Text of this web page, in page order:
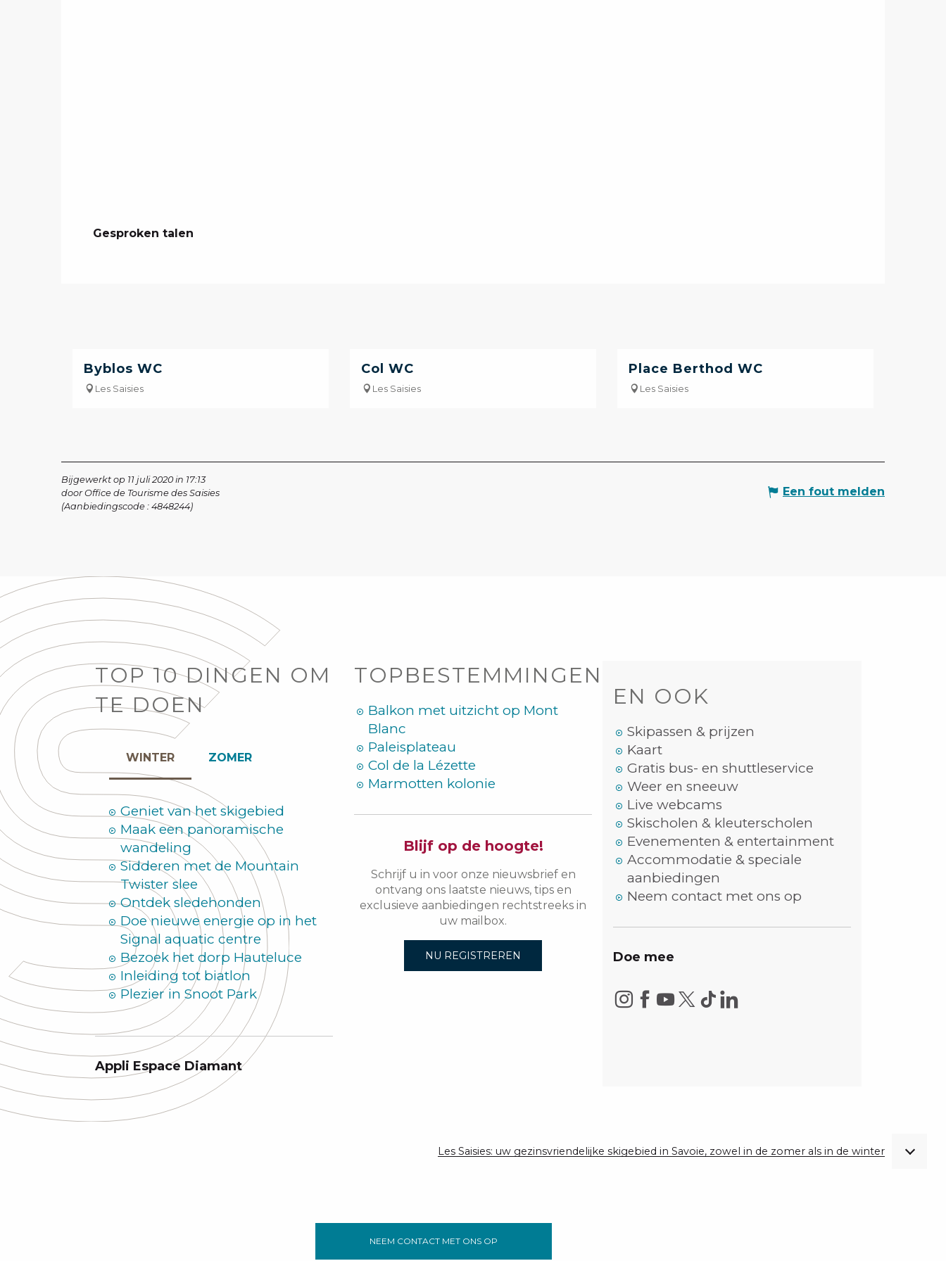
Gesproken talen
Gesproken talen
Byblos WC
Les Saisies
Col WC
Les Saisies
Place Berthod WC
Les Saisies
Bijgewerkt op 11 juli 2020 in 17:13
door Office de Tourisme des Saisies
(Aanbiedingscode : 4848244)
Een fout melden
TOP 10 DINGEN OM
TE DOEN
WINTER ZOMER
Geniet van het skigebied
Maak een panoramische
wandeling
Sidderen met de Mountain
Twister slee
Ontdek sledehonden
Doe nieuwe energie op in het
Signal aquatic centre
Bezoek het dorp Hauteluce
Inleiding tot biatlon
Plezier in Snoot Park
Appli Espace Diamant
TOPBESTEMMINGEN
Balkon met uitzicht op Mont
Blanc
Paleisplateau
Col de la Lézette
Marmotten kolonie
Blijf op de hoogte!
Schrijf u in voor onze nieuwsbrief en
ontvang ons laatste nieuws, tips en
exclusieve aanbiedingen rechtstreeks in
uw mailbox.
NU REGISTREREN
EN OOK
Skipassen & prijzen
Kaart
Gratis bus- en shuttleservice
Weer en sneeuw
Live webcams
Skischolen & kleuterscholen
Evenementen & entertainment
Accommodatie & speciale
aanbiedingen
Neem contact met ons op
Doe mee
Les Saisies: uw gezinsvriendelijke skigebied in Savoie, zowel in de zomer als in de winter
NEEM CONTACT MET ONS OP